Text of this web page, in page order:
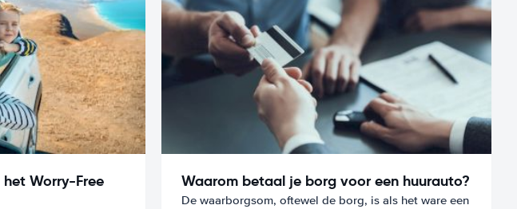
Worry-Free
Waarom betaal je borg voor een huurauto?
De waarborgsom, oftewel de borg, is als het ware een